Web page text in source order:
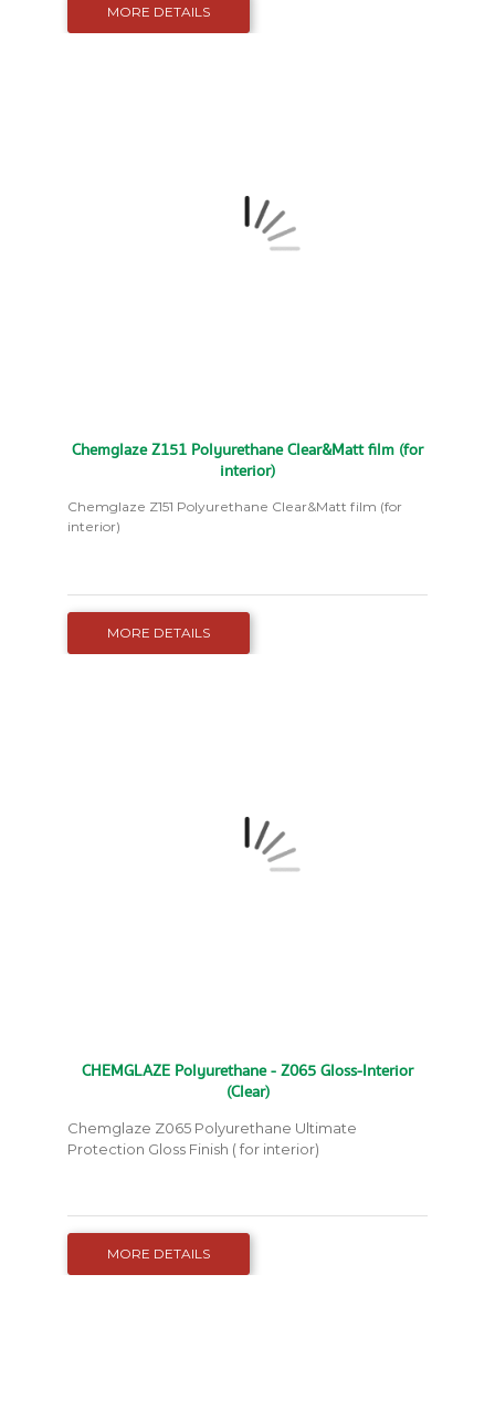
MORE DETAILS
Chemglaze Z151 Polyurethane Clear&Matt film (for
interior)
Chemglaze Z151 Polyurethane Clear&Matt film (for
interior)
MORE DETAILS
CHEMGLAZE Polyurethane - Z065 Gloss-Interior
(Clear)
Chemglaze Z065 Polyurethane Ultimate
Protection Gloss Finish ( for interior)
MORE DETAILS